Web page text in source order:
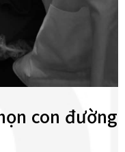
con đường